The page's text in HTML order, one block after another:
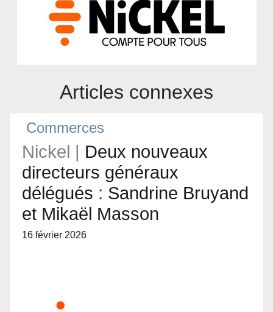
Articles connexes
Commerces
Nickel | Deux nouveaux
directeurs généraux
délégués : Sandrine Bruyand
et Mikaël Masson
16 février 2026